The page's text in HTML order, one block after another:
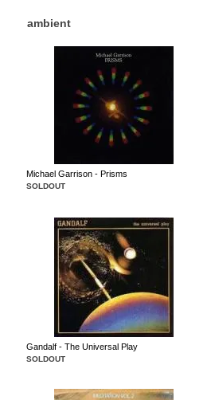
ambient
Michael Garrison - Prisms
SOLDOUT
Gandalf - The Universal Play
SOLDOUT